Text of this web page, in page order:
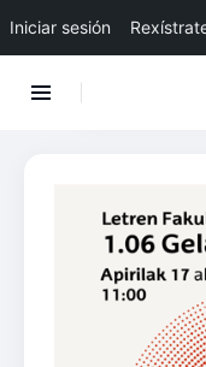
Iniciar sesión